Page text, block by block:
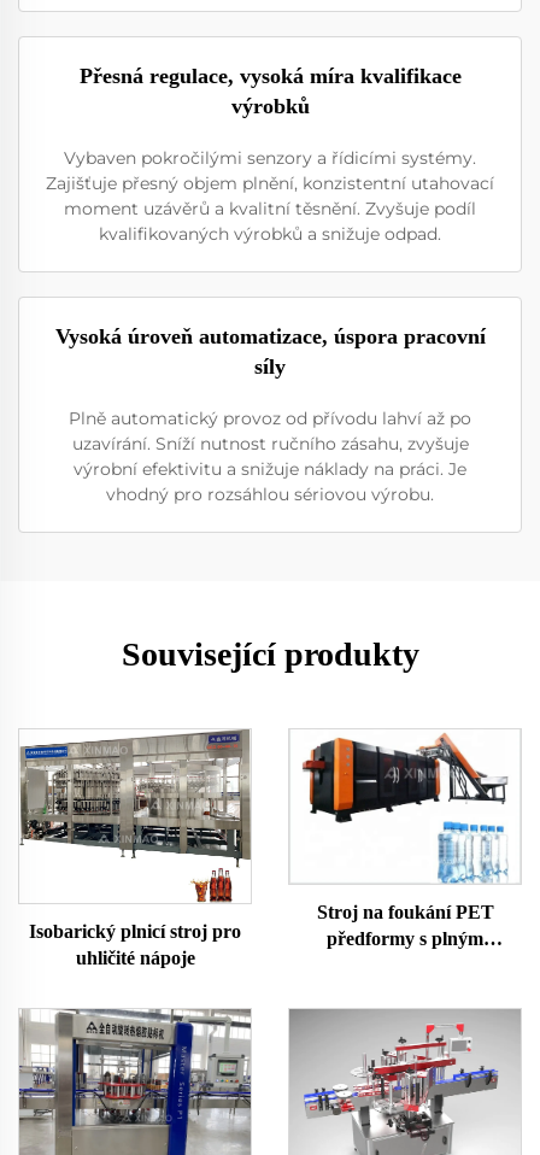
Přesná regulace, vysoká míra kvalifikace
výrobků
Vybaven pokročilými senzory a řídicími systémy.
Zajišťuje přesný objem plnění, konzistentní utahovací
moment uzávěrů a kvalitní těsnění. Zvyšuje podíl
kvalifikovaných výrobků a snižuje odpad.
Vysoká úroveň automatizace, úspora pracovní
síly
Plně automatický provoz od přívodu lahví až po
uzavírání. Sníží nutnost ručního zásahu, zvyšuje
výrobní efektivitu a snižuje náklady na práci. Je
vhodný pro rozsáhlou sériovou výrobu.
Související produkty
Isobarický plnicí stroj pro
uhličité nápoje
Stroj na foukání PET
předformy s plným